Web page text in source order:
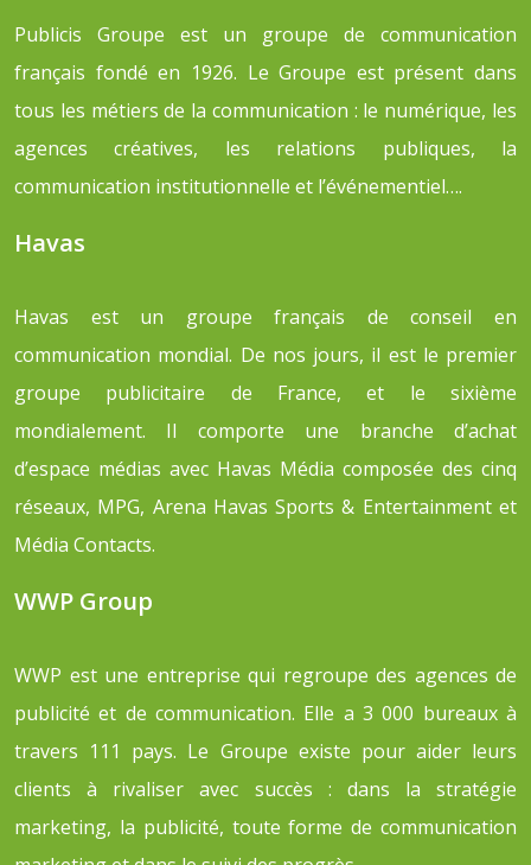
Publicis Groupe est un groupe de communication
français fondé en 1926. Le Groupe est présent dans
tous les métiers de la communication : le numérique, les
agences créatives, les relations publiques, la
communication institutionnelle et l’événementiel….
Havas
Havas est un groupe français de conseil en
communication mondial. De nos jours, il est le premier
groupe publicitaire de France, et le sixième
mondialement. Il comporte une branche d’achat
d’espace médias avec Havas Média composée des cinq
réseaux, MPG, Arena Havas Sports & Entertainment et
Média Contacts.
WWP Group
WWP est une entreprise qui regroupe des agences de
publicité et de communication. Elle a 3 000 bureaux à
travers 111 pays. Le Groupe existe pour aider leurs
clients à rivaliser avec succès : dans la stratégie
marketing, la publicité, toute forme de communication